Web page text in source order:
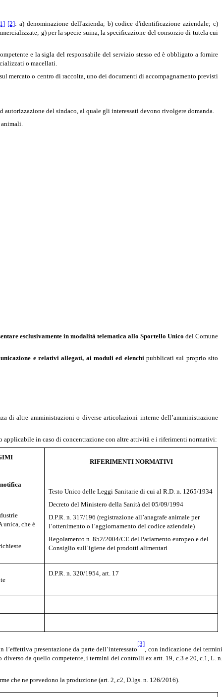
[2]: a) denominazione dell'azienda; b) codice d'identificazione aziendale; c)
g) per la specie suina, la specificazione del consorzio di tutela cui
e la sigla del responsabile del servizio stesso ed è obbligato a fornire
o macellati.
mercato o centro di raccolta, uno dei documenti di accompagnamento previsti
del sindaco, al quale gli interessati devono rivolgere domanda.
animali.
esclusivamente in modalità telematica allo Sportello Unico del Comune
e relativi allegati, ai moduli ed elenchipubblicati sul proprio sito
di altre amministrazioni o diverse articolazioni interne dell’amministrazione
in caso di concentrazione con altre attività e i riferimenti normativi:
RIFERIMENTI NORMATIVI
unica, che è
Testo Unico delle Leggi Sanitarie di cui al R.D. n. 1265/1934
Decreto del Ministero della Sanità del 05/09/1994
D.P.R. n. 317/196 (registrazione all’anagrafe animale per
l’ottenimento o l’aggiornamento del codice aziendale)
Regolamento n. 852/2004/CE del Parlamento europeo e del
Consiglio sull’igiene dei prodotti alimentari
D.P.R. n. 320/1954, art. 17
presentazione da parte dell’interessato
[3]
, con indicazione dei
da quello competente, i termini dei controlli ex artt. 19, c.3 e 20, c.1, L.
che ne prevedono la produzione (art. 2,.c2, D.lgs. n. 126/2016).